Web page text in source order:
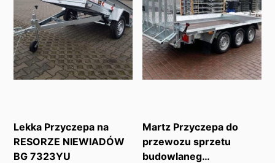
Lekka Przyczepa na
RESORZE NIEWIADÓW
BG 7323YU
Martz Przyczepa do
przewozu sprzetu
budowlaneg…